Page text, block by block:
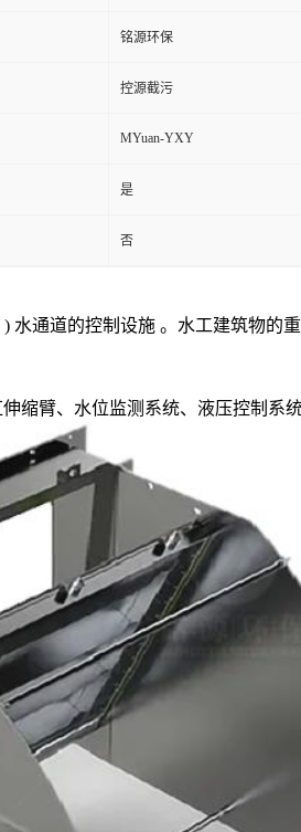
铭源环保
控源截污
MYuan-YXY
是
否
水通道的控制设施 。水工建筑物的
缩臂、水位监测系统、液压控制系统